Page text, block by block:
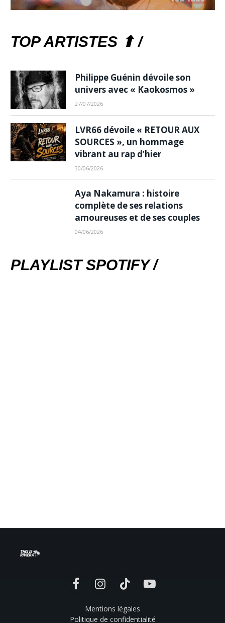
TOP ARTISTES ⬆ /
Philippe Guénin dévoile son
univers avec « Kaokosmos »
27/07/2026
LVR66 dévoile « RETOUR AUX
SOURCES », un hommage
vibrant au rap d’hier
30/06/2026
Aya Nakamura : histoire
complète de ses relations
amoureuses et de ses couples
04/06/2026
PLAYLIST SPOTIFY /
FacebookInstagramTikTok YouTube
Mentions légales
Politique de confidentialité